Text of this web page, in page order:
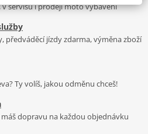
servisu i prodeji moto vybavení
předváděcí jízdy zdarma, výměna zboží
Ty volíš, jakou odměnu chceš!
máš dopravu na každou objednávku